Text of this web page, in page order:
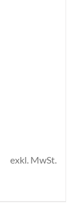
exkl. MwSt.